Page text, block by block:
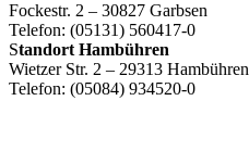
Fockestr. 2 – 30827 Garbsen
Telefon: (05131) 560417-0
Standort Hambühren
Wietzer Str. 2 – 29313 Hambühren
Telefon: (05084) 934520-0